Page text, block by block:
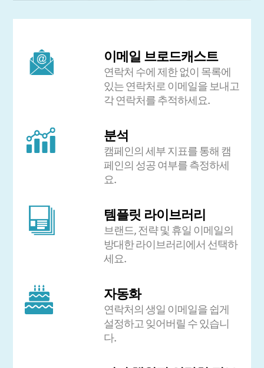
이메일 브로드캐스트
연락처 수에 제한 없이 목록에
있는 연락처로 이메일을 보내고
각 연락처를 추적하세요.
분석
캠페인의 세부 지표를 통해 캠
페인의 성공 여부를 측정하세
요.
템플릿 라이브러리
브랜드, 전략 및 휴일 이메일의
방대한 라이브러리에서 선택하
세요.
자동화
연락처의 생일 이메일을 쉽게
설정하고 잊어버릴 수 있습니
다.